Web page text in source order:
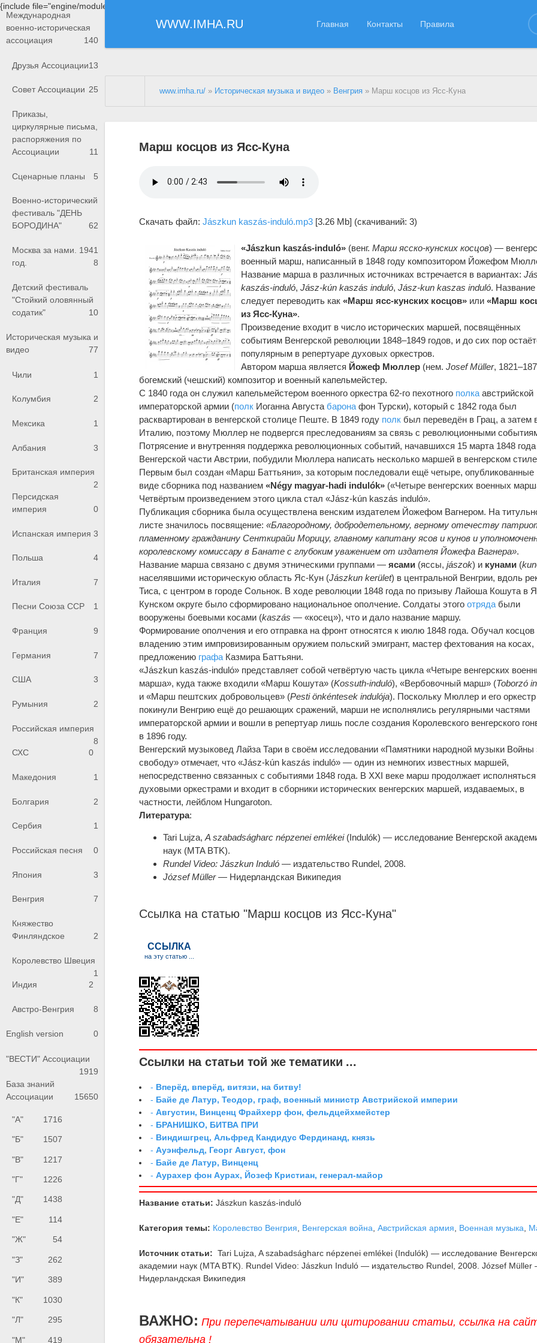
{include file="engine/modules/saperu/head.php"}
WWW.IMHA.RU Главная Контакты Правила
Международная
военно-историческая
ассоциация
140
Друзья Ассоциации13
Совет Ассоциации 25
Приказы,
циркулярные письма,
распоряжения по
Ассоциации
11
Сценарные планы 5
Военно-исторический
фестиваль "ДЕНЬ
БОРОДИНА"
62
Москва за нами. 1941
год.
8
Детский фестиваль
"Стойкий оловянный
содатик"
10
Историческая музыка и
видео
77
Чили 1
Колумбия 2
Мексика 1
Албания 3
Британская империя
2
Персидская
империя
0
Испанская империя 3
Польша 4
Италия 7
Песни Союза ССР 1
Франция 9
Германия 7
США 3
Румыния 2
Российская империя
8
СХС
0
Македония 1
Болгария 2
Сербия 1
Российская песня 0
Япония 3
Венгрия 7
Княжество
Финляндское
2
Королевство Швеция
1
Индия
2
Австро-Венгрия 8
English version 0
"ВЕСТИ" Ассоциации
1919
База знаний
Ассоциации
15650
"А" 1716
"Б" 1507
"В" 1217
"Г" 1226
"Д" 1438
"Е" 114
"Ж" 54
"З" 262
"И" 389
"К" 1030
"Л" 295
"М" 419
www.imha.ru/ » Историческая музыка и видео » Венгрия » Марш косцов из Ясс-Куна
Марш косцов из Ясс-Куна
Скачать файл:Jászkun kaszás-induló.mp3 [3.26 Mb] (cкачиваний: 3)
«Jászkun kaszás-induló» (венг.Марш ясско-кунских косцов) —
военный марш, написанный в 1848 году композитором Йожефом
Название марша в различных источниках встречается в вариантах:
kaszás-induló,Jász-kún kaszás induló,Jász-kun kaszas induló. Название
следует переводить как«Марш ясс-кунских косцов» или«Марш
из Ясс-Куна».
Произведение входит в число исторических маршей, посвящённых
событиям Венгерской революции 1848–1849 годов, и до сих пор
популярным в репертуаре духовых оркестров.
Автором марша является Йожеф Мюллер (нем.Josef Müller,
богемский (чешский) композитор и военный капельмейстер.
С 1840 года он служил капельмейстером военного оркестра 62-го пехотного полка австрийской
императорской армии (полк Иоганна Августа барона фон Турски), который с 1842 года был
расквартирован в венгерской столице Пеште. В 1849 году полк был переведён в Грац, а затем
Италию, поэтому Мюллер не подвергся преследованиям за связь с революционными
Потрясение и внутренняя поддержка революционных событий, начавшихся 15 марта 1848
Венгерской части Австрии, побудили Мюллера написать несколько маршей в венгерском
Первым был создан «Марш Баттьяни», за которым последовали ещё четыре, опубликованные
виде сборника под названием«Négy magyar-hadi indulók» («Четыре венгерских военных
Четвёртым произведением этого цикла стал «Jász-kún kaszás induló».
Публикация сборника была осуществлена венским издателем Йожефом Вагнером. На
листе значилось посвящение:«Благородному, добродетельному, верному отечеству
пламенному гражданину Сенткирайи Морицу, главному капитану ясов и кунов и
королевскому комиссару в Банате с глубоким уважением от издателя Йожефа Вагнера».
Название марша связано с двумя этническими группами —ясами (яссы,jászok) и кунами (
населявшими историческую область Яс-Кун (Jászkun kerület) в центральной Венгрии, вдоль
Тиса, с центром в городе Сольнок. В ходе революции 1848 года по призыву Лайоша Кошута в
Кунском округе было сформировано национальное ополчение. Солдаты этогоотряда были
вооружены боевыми косами (kaszás — «косец»), что и дало название маршу.
Формирование ополчения и его отправка на фронт относятся к июлю 1848 года. Обучал косцов
владению этим импровизированным оружием польский эмигрант, мастер фехтования на косах,
предложению графа Казмира Баттьяни.
«Jászkun kaszás-induló» представляет собой четвёртую часть цикла «Четыре венгерских
марша», куда также входили «Марш Кошута» (Kossuth-induló), «Вербовочный марш» (Toborzó
и «Марш пештских добровольцев» (Pesti önkéntesek indulója). Поскольку Мюллер и его оркестр
покинули Венгрию ещё до решающих сражений, марши не исполнялись регулярными частями
императорской армии и вошли в репертуар лишь после создания Королевского венгерского
в 1896 году.
Венгерский музыковед Лайза Тари в своём исследовании «Памятники народной музыки Войны
свободу» отмечает, что «Jász-kún kaszás induló» — один из немногих известных маршей,
непосредственно связанных с событиями 1848 года. В XXI веке марш продолжает исполняться
духовыми оркестрами и входит в сборники исторических венгерских маршей, издаваемых, в
частности, лейблом Hungaroton.
Литература:
Tari Lujza,A szabadságharc népzenei emlékei(Indulók) — исследование Венгерской
наук (MTA BTK).
Rundel Video: Jászkun Induló — издательство Rundel, 2008.
József Müller— Нидерландская Википедия
Ссылка на статью "Марш косцов из Ясс-Куна"
Ссылки на статьи той же тематики ...
- Вперёд, вперёд, витязи, на битву!
- Байе де Латур, Теодор, граф, военный министр Австрийской империи
-Августин, Винценц Фрайхерр фон, фельдцейхмейстер
- БРАНИШКО, БИТВА ПРИ
- Виндишгрец, Альфред Кандидус Фердинанд, князь
-Ауэнфельд, Георг Август, фон
- Байе де Латур, Винценц
-Аурахер фон Аурах, Йозеф Кристиан, генерал-майор
Название статьи: Jászkun kaszás-induló
Категория темы: Королевство Венгрия Венгерская война ,Австрийская армия Военная музыка
Источник статьи: Tari Lujza, A szabadságharc népzenei emlékei (Indulók) — исследование
академии наук (MTA BTK). Rundel Video: Jászkun Induló — издательство Rundel, 2008. József
Нидерландская Википедия
ВАЖНО: При перепечатывании или цитировании статьи, ссылка на
обязательна !